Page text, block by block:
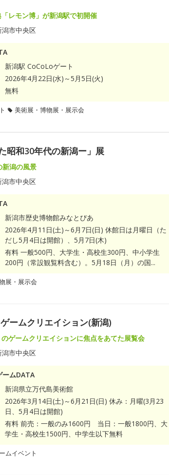
レモン博」が新潟駅で初開催
市中央区
新潟駅 CoCoLoゲート
2026年4月22日(水)～5月5日(火)
無料
美術展・博物展・展示会
昭和30年代の新潟ー」展
新潟の風景
市中央区
新潟市歴史博物館みなとぴあ
2026年4月11日(土)～6月7日(日) 休館日は月曜日（た
だし5月4日は開館）、5月7日(木)
有料 一般500円、大学生・高校生300円、中小学生
200円（常設観覧料含む）。5月18日（月）の国...
展・展示会
ームクリエイション(新潟)
のゲームクリエイションに焦点をあてた展覧会
市中央区
ームDATA
新潟県立万代島美術館
2026年3月14日(土)～6月21日(日) 休み：月曜(3月23
日、5月4日は開館)
有料 前売：一般のみ1600円 当日：一般1800円、大
学生・高校生1500円、中学生以下無料
ムイベント